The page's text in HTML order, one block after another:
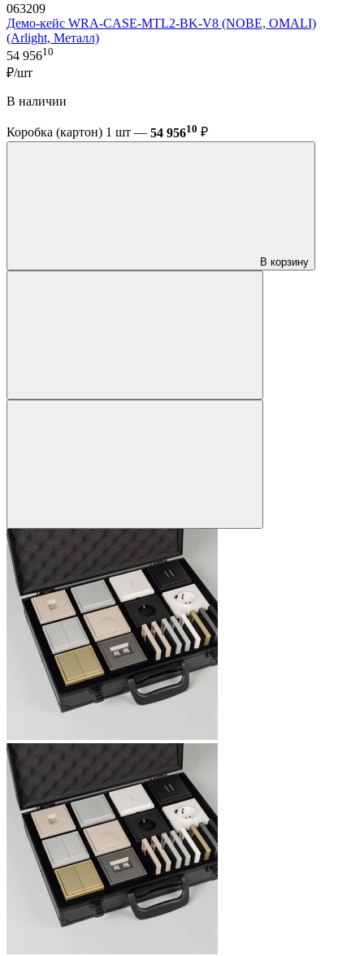
063209
Демо-кейс WRA-CASE-MTL2-BK-V8 (NOBE, OMALI)
(Arlight, Металл)
54 95610
₽/шт
В наличии
Коробка (картон) 1 шт — 54 95610 ₽
В корзину